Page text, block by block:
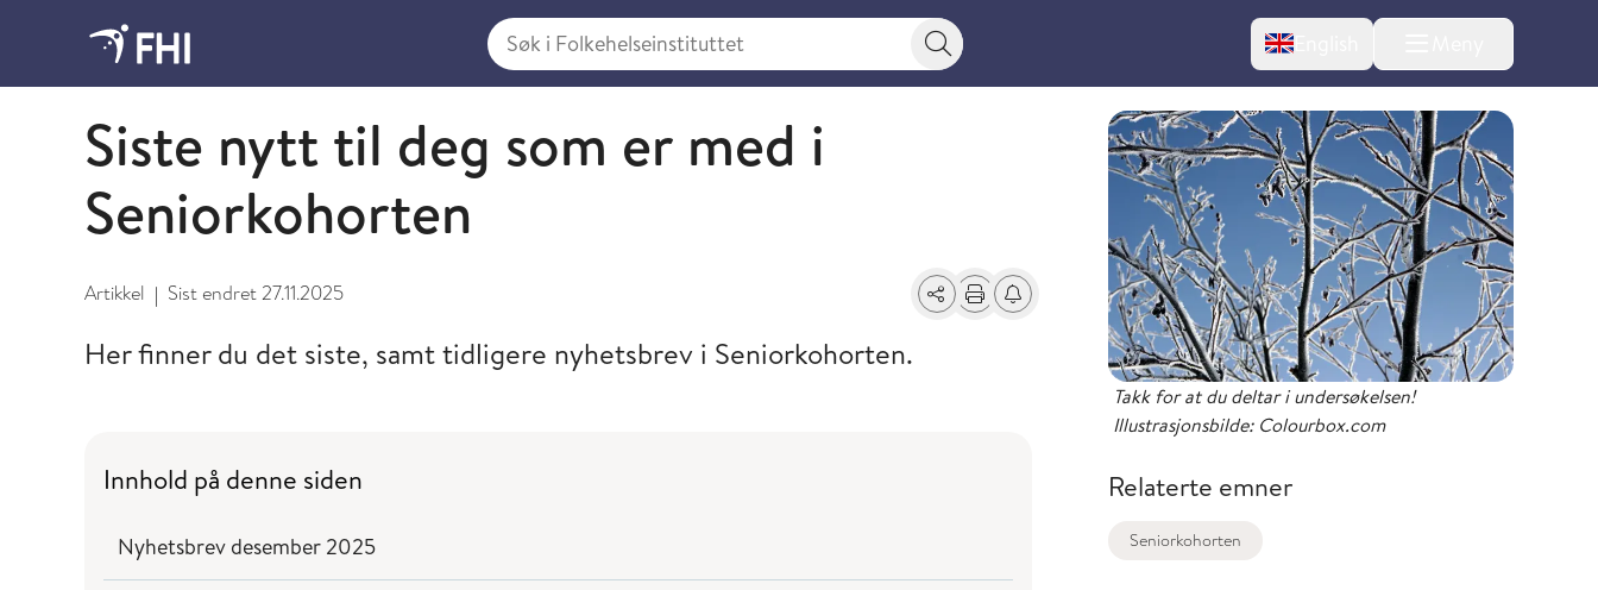
Søk i Folkehelseinstituttet
Søkeknapp English
Seniorkohorten
Siste nytt til deg som er med i
Seniorkohorten
Artikkel | Sist endret27.11.2025 Del Skriv utFå varsel om endringer
Her finner du det siste, samt tidligere nyhetsbrev i Seniorkohorten.
Innhold på denne siden
Nyhetsbrev desember 2025
Takk for at du deltar i undersøkelsen!
Illustrasjonsbilde: Colourbox.com
Relaterte emner
Seniorkohorten